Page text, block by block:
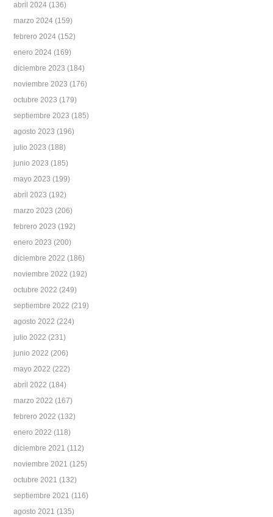
abril 2024 (136)
marzo 2024 (159)
febrero 2024 (152)
enero 2024 (169)
diciembre 2023 (184)
noviembre 2023 (176)
octubre 2023 (179)
septiembre 2023 (185)
agosto 2023 (196)
julio 2023 (188)
junio 2023 (185)
mayo 2023 (199)
abril 2023 (192)
marzo 2023 (206)
febrero 2023 (192)
enero 2023 (200)
diciembre 2022 (186)
noviembre 2022 (192)
octubre 2022 (249)
septiembre 2022 (219)
agosto 2022 (224)
julio 2022 (231)
junio 2022 (206)
mayo 2022 (222)
abril 2022 (184)
marzo 2022 (167)
febrero 2022 (132)
enero 2022 (118)
diciembre 2021 (112)
noviembre 2021 (125)
octubre 2021 (132)
septiembre 2021 (116)
agosto 2021 (135)